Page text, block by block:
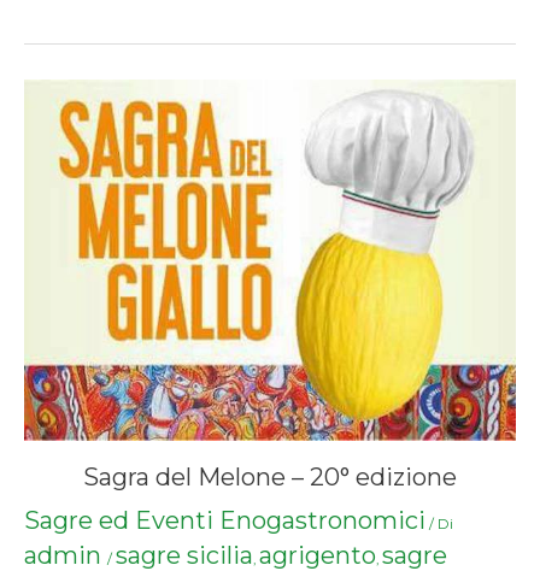
Sagra del Melone – 20° edizione
Sagre ed Eventi Enogastronomici / Di
admin /sagre sicilia agrigento sagre